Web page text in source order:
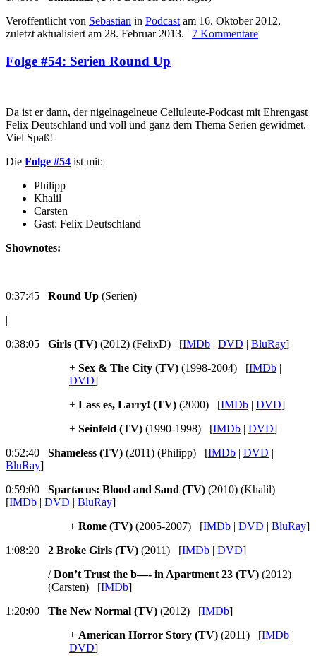
Veröffentlicht von Sebastian in Podcast am 16. Oktober 2012,
zuletzt aktualisiert am 28. Februar 2013. | 7 Kommentare
Folge #54: Serien Round Up
Da ist er dann, der nigelnagelneue Celluleute-Podcast mit Ehrengast
Felix Deutschland und voll und ganz dem Thema Serien gewidmet.
Viel Spaß!
Die Folge #54 ist mit:
Philipp
Khalil
Carsten
Gast: Felix Deutschland
Shownotes:
0:37:45 Round Up (Serien)
|
0:38:05 Girls (TV) (2012) (FelixD) [IMDb | DVD | BluRay]
+ Sex & The City (TV) (1998-2004) [IMDb |
DVD]
+ Lass es, Larry! (TV) (2000) [IMDb | DVD]
+ Seinfeld (TV) (1990-1998) [IMDb | DVD]
0:52:40 Shameless (TV) (2011) (Philipp) [IMDb | DVD |
BluRay]
0:59:00 Spartacus: Blood and Sand (TV) (2010) (Khalil)
[IMDb | DVD | BluRay]
+ Rome (TV) (2005-2007) [IMDb | DVD | BluRay]
1:08:20 2 Broke Girls (TV) (2011) [IMDb | DVD]
/Don’t Trust the b—- in Apartment 23 (TV) (2012)
(Carsten) [IMDb]
1:20:00 The New Normal (TV) (2012) [IMDb]
+ American Horror Story (TV) (2011) [IMDb |
DVD]